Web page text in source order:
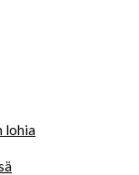
lohia